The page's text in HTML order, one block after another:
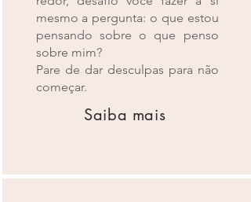
mesmo a pergunta: o que estou
pensando sobre o que penso
sobre mim?
Pare de dar desculpas para não
começar.
Saiba mais